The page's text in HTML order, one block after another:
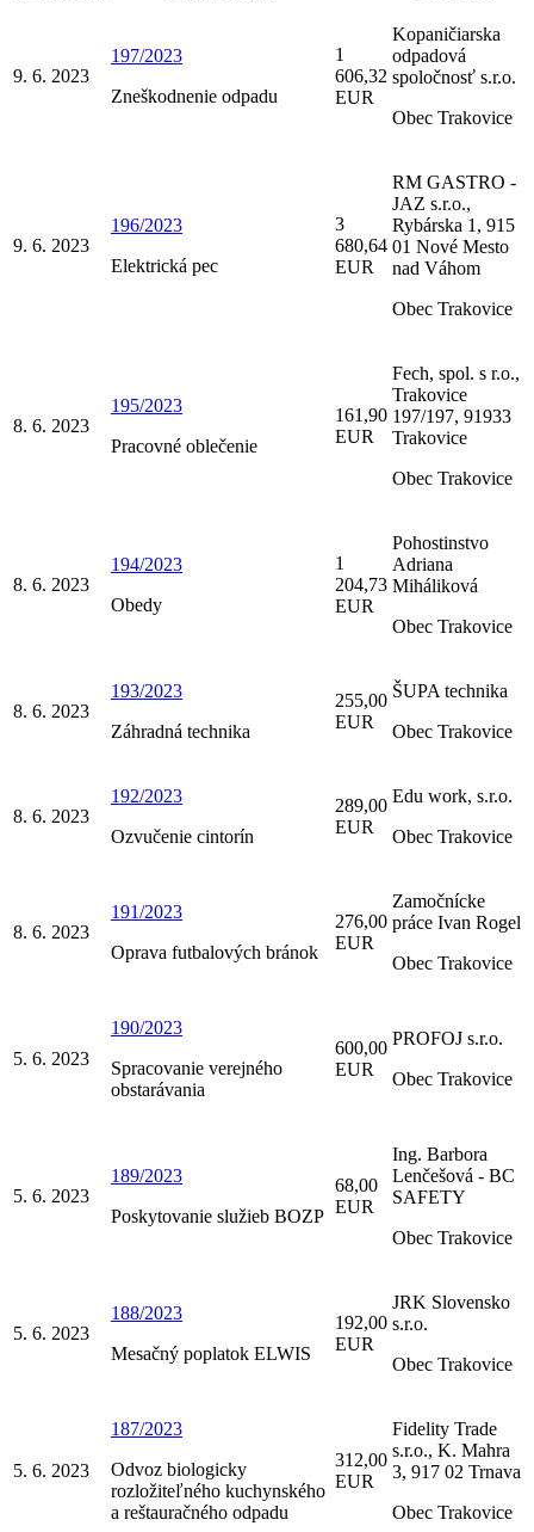
9. 6. 2023
197/2023
Zneškodnenie odpadu
1
606,32
EUR
Kopaničiarska
odpadová
spoločnosť s.r.o.
Obec Trakovice
9. 6. 2023
196/2023
Elektrická pec
3
680,64
EUR
RM GASTRO -
JAZ s.r.o.,
Rybárska 1, 915
01 Nové Mesto
nad Váhom
Obec Trakovice
8. 6. 2023
195/2023
Pracovné oblečenie
161,90
EUR
Fech, spol. s r.o.,
Trakovice
197/197, 91933
Trakovice
Obec Trakovice
8. 6. 2023
194/2023
Obedy
1
204,73
EUR
Pohostinstvo
Adriana
Miháliková
Obec Trakovice
8. 6. 2023
193/2023
Záhradná technika
255,00
EUR
ŠUPA technika
Obec Trakovice
8. 6. 2023
192/2023
Ozvučenie cintorín
289,00
EUR
Edu work, s.r.o.
Obec Trakovice
8. 6. 2023
191/2023
Oprava futbalových bránok
276,00
EUR
Zamočnícke
práce Ivan Rogel
Obec Trakovice
5. 6. 2023
190/2023
Spracovanie verejného
obstarávania
600,00
EUR
PROFOJ s.r.o.
Obec Trakovice
5. 6. 2023
189/2023
Poskytovanie služieb BOZP
68,00
EUR
Ing. Barbora
Lenčešová - BC
SAFETY
Obec Trakovice
5. 6. 2023
188/2023
Mesačný poplatok ELWIS
192,00
EUR
JRK Slovensko
s.r.o.
Obec Trakovice
5. 6. 2023
187/2023
Odvoz biologicky
rozložiteľného kuchynského
a reštauračného odpadu
312,00
EUR
Fidelity Trade
s.r.o., K. Mahra
3, 917 02 Trnava
Obec Trakovice